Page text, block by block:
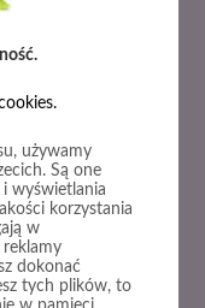
trzonowe?
używamy
Są one
i wyświetlania
korzystania
w
dokonać
tych plików, to